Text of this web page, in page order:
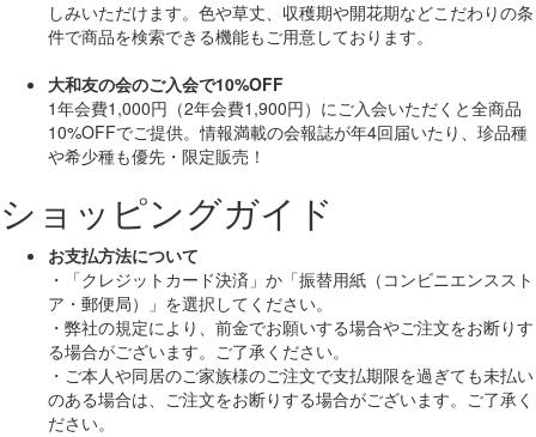
しみいただけます。色や草丈、収穫期や開花期などこだわりの条
件で商品を検索できる機能もご用意しております。
大和友の会のご入会で10%OFF
1年会費1,000円（2年会費1,900円）にご入会いただくと全商品
10%OFFでご提供。情報満載の会報誌が年4回届いたり、珍品種
や希少種も優先・限定販売！
ショッピングガイド
お支払方法について
・「クレジットカード決済」か「振替用紙（コンビニエンススト
ア・郵便局）」を選択してください。
・弊社の規定により、前金でお願いする場合やご注文をお断りす
る場合がございます。ご了承ください。
・ご本人や同居のご家族様のご注文で支払期限を過ぎても未払い
のある場合は、ご注文をお断りする場合がございます。ご了承く
ださい。